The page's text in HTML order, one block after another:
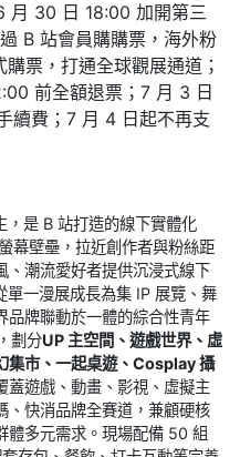
月 30 日 18:00 加開第三
B 站會員購購票，海外粉
票，打通全球觀展通道；
前全額退票；7 月 3 日
續費；7 月 4 日起不再支
是 B 站打造的線下實體化
幕壁壘，拉近創作者與粉絲距
、潮流愛好者提供沉浸式線下
單一漫展成長為集 IP 展覽、舞
品牌聯動於一體的綜合性青年
劃分UP 主空間、遊戲世界、虛
集市、一起桌遊、Cosplay 攝
蓋遊戲、動畫、影視、虛擬主
、快消品牌全賽道，兼顧硬核
體多元需求。現場配備 50 組